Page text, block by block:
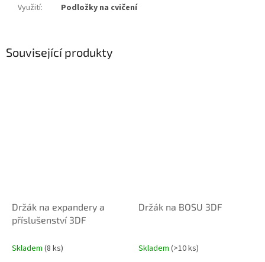
Související produkty
Držák na expandery a
příslušenství 3DF
Skladem (8 ks)
Držák na BOSU 3DF
Skladem (>10 ks)
Využití: Podložky na cvičení